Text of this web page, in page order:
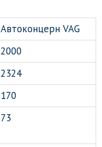
Автоконцерн VAG
2000
2324
170
73